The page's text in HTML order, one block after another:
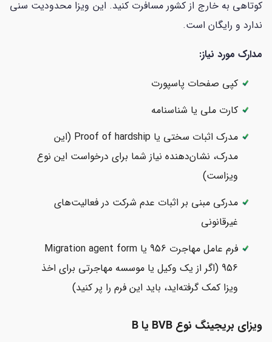
کوتاهی به خارج از کشور مسافرت کنید. این ویزا محدودیت سنی
ندارد و رایگان است.
مدارک مورد نیاز:
کپی صفحات پاسپورت
کارت ملی یا شناسنامه
مدرک اثبات سختی یا Proof of hardship (این
مدرک، نشان‌دهنده نیاز شما برای درخواست این نوع
ویزاست)
مدرکی مبنی بر اثبات عدم شرکت در فعالیت‌های
غیرقانونی
فرم عامل مهاجرت 956 یا Migration agent form
956 (اگر از یک وکیل یا موسسه مهاجرتی برای اخذ
ویزا کمک گرفته‌اید، باید این فرم را پر کنید)
ویزای بریجینگ نوع BVB یا B